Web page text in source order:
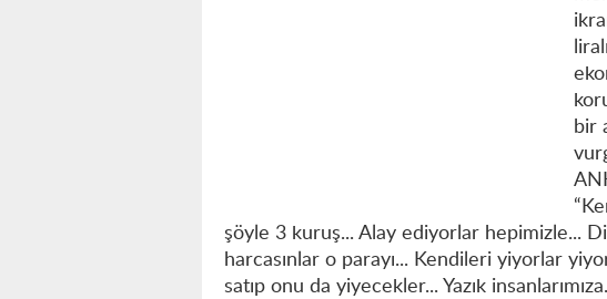
bir
şöyle 3 kuruş... Alay ediyorlar hepimizle...
harcasınlar o parayı... Kendileri yiyorlar
satıp onu da yiyecekler... Yazık